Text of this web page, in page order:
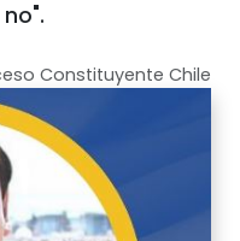
Constituyente Chile